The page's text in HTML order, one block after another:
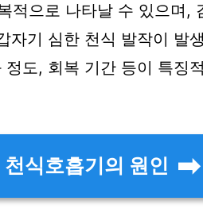
적으로 나타날 수 있으며,
자기 심한 천식 발작이 발
도, 회복 기간 등이 특징
천식호흡기의 원인